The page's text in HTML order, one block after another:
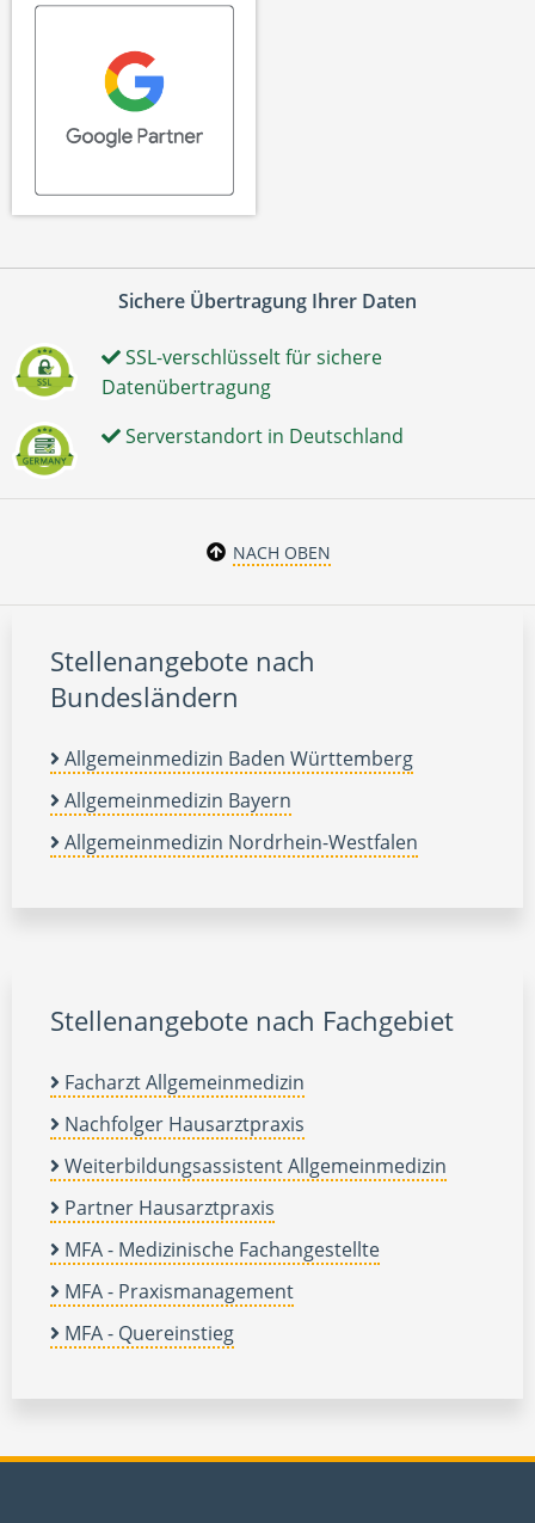
Sichere Übertragung Ihrer Daten
SSL-verschlüsselt für sichere
Datenübertragung
Serverstandort in Deutschland
NACH OBEN
Stellenangebote nach
Bundesländern
Allgemeinmedizin Baden Württemberg
Allgemeinmedizin Bayern
Allgemeinmedizin Nordrhein-Westfalen
Stellenangebote nach Fachgebiet
Facharzt Allgemeinmedizin
Nachfolger Hausarztpraxis
Weiterbildungsassistent Allgemeinmedizin
Partner Hausarztpraxis
MFA - Medizinische Fachangestellte
MFA - Praxismanagement
MFA - Quereinstieg